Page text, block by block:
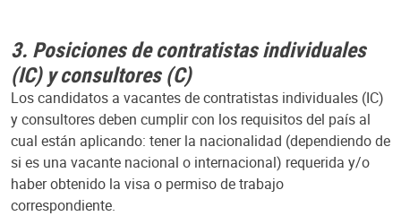
3. Posiciones de contratistas individuales
(IC) y consultores (C)
Los candidatos a vacantes de contratistas individuales (IC)
y consultores deben cumplir con los requisitos del país al
cual están aplicando: tener la nacionalidad (dependiendo de
si es una vacante nacional o internacional) requerida y/o
haber obtenido la visa o permiso de trabajo
correspondiente.